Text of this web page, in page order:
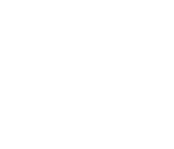
ること
イント
イベントでかかる費用とは？
略
なさまへ
としての取り組み
ディア／ソーシャルメディア
まへ